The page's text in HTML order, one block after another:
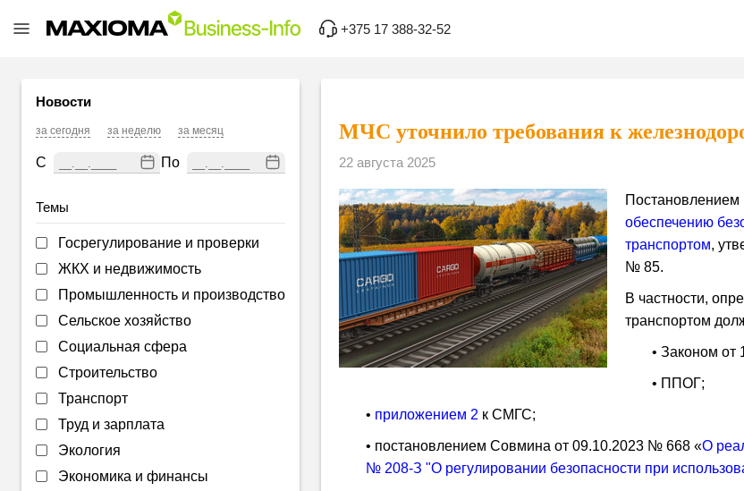
+375 17 388-32-52
Новости
за сегодня за неделю за месяц
С По
Темы
Госрегулирование и проверки
ЖКХ и недвижимость
Промышленность и производство
Сельское хозяйство
Социальная сфера
Строительство
Транспорт
Труд и зарплата
Экология
Экономика и финансы
МЧС уточнило требования к
22 августа 2025
обеспечению
транспортом,
№ 85.
В частности,
транспортом
• Законом
• ППОГ;
• приложением 2 к СМГС;
• постановлением Совмина от 09.10.2023 № 668 «О
№ 208-З "О регулировании безопасности при